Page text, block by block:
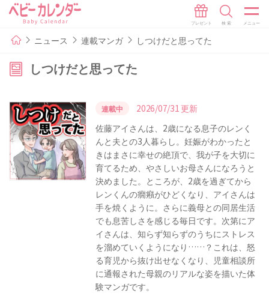
ニュース 連載マンガ しつけだと思ってた
しつけだと思ってた
連載中
2026/07/31 更新
佐藤アイさんは、2歳になる息子のレンく
んと夫との3人暮らし。妊娠がわかったと
きはまさに幸せの絶頂で、我が子を大切に
育てるため、やさしいお母さんになろうと
決めました。ところが、2歳を過ぎてから
レンくんの癇癪がひどくなり、アイさんは
手を焼くように。さらに義母との同居生活
でも息苦しさを感じる毎日です。次第にア
イさんは、知らず知らずのうちにストレス
を溜めていくようになり……？これは、怒
る育児から抜け出せなくなり、児童相談所
に通報された母親のリアルな姿を描いた体
験マンガです。